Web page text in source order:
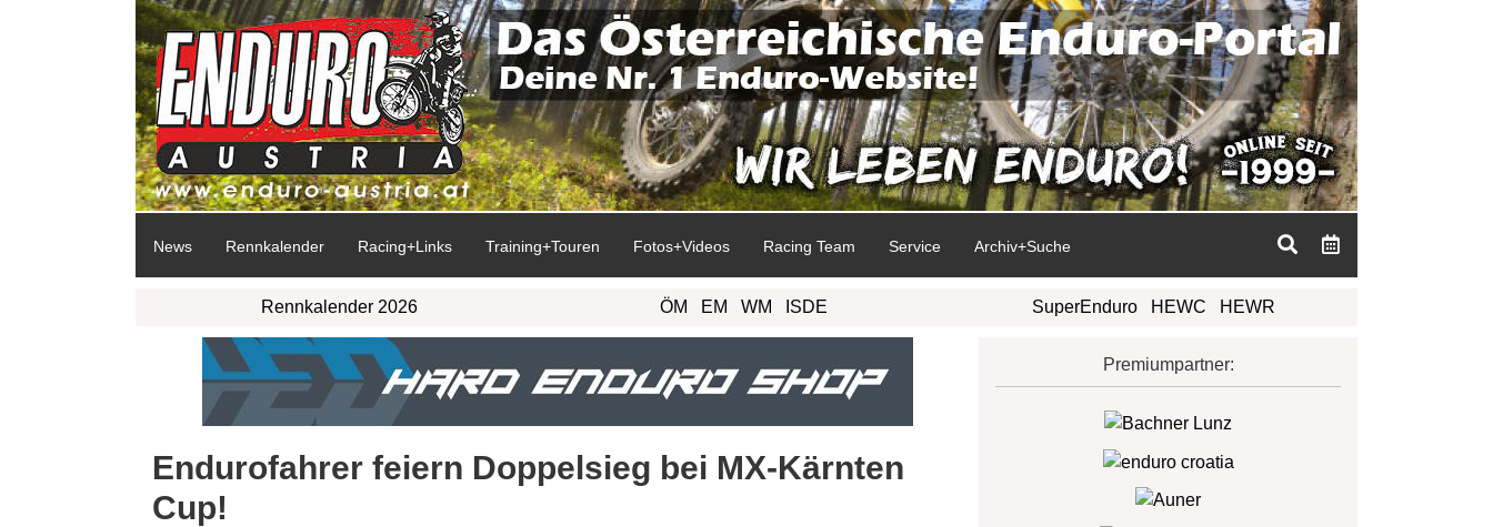
News Rennkalender Racing+Links Training+Touren Fotos+Videos Racing Team Service Archiv+Suche
Rennkalender 2026 ÖM EM WM ISDE SuperEnduro HEWC HEWR
Endurofahrer feiern Doppelsieg bei MX-Kärnten
Cup!
Premiumpartner: